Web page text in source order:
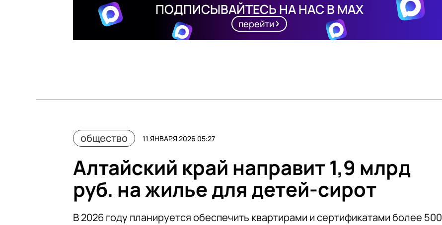
ПОДПИСЫВАЙТЕСЬ НА НАС В MAX
перейти
общество 11 ЯНВАРЯ 2026 05:27
Алтайский край направит 1,9 млрд
руб. на жилье для детей-сирот
В 2026 году планируется обеспечить квартирами и сертификатами более 500